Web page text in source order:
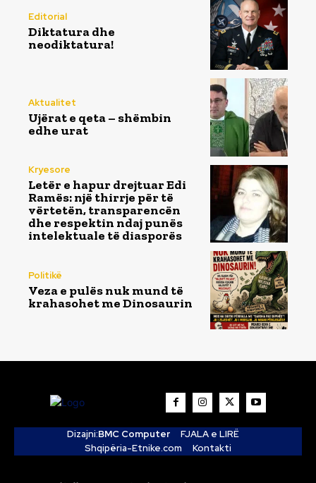
Editorial
Diktatura dhe
neodiktatura!
Aktualitet
Ujërat e qeta – shëmbin
edhe urat
Kryesore
Letër e hapur drejtuar Edi
Ramës: një thirrje për të
vërtetën, transparencën
dhe respektin ndaj punës
intelektuale të diasporës
Politikë
Veza e pulës nuk mund të
krahasohet me Dinosaurin
Dizajni:BMC Computer
FJALA e LIRË
Shqipëria-Etnike.com
Kontakti